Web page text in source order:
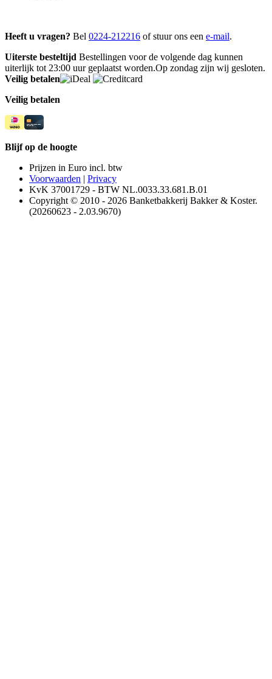
Heeft u vragen? Bel 0224-212216 of stuur ons een e-mail.
Uiterste besteltijd Bestellingen voor de volgende dag kunnen
uiterlijk tot 23:00 uur geplaatst worden.Op zondag zijn wij gesloten.
Veilig betalen
Veilig betalen
Blijf op de hoogte
Prijzen in Euro incl. btw
Voorwaarden | Privacy
KvK 37001729 - BTW NL.0033.33.681.B.01
Copyright © 2010 - 2026 Banketbakkerij Bakker & Koster.
(20260623 - 2.03.9670)